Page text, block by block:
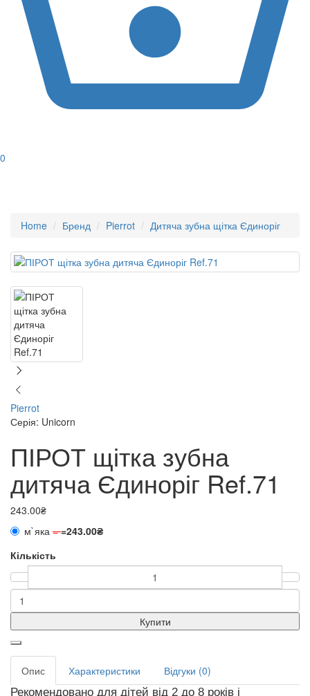
0
Home Бренд Pierrot Дитяча зубна щітка Єдиноріг
Pierrot
Серія: Unicorn
ПІРОТ щітка зубна
дитяча Єдиноріг Ref.71
243.00₴
м`яка ==243.00₴
Кількість
Купити
Опис Характеристики
Відгуки (0)
Рекомендовано для дітей від 2 до 8 років і